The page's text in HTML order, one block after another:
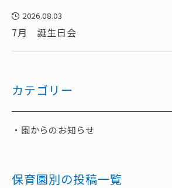
2026.08.03
7月 誕生日会
カテゴリー
園からのお知らせ
保育園別の投稿一覧